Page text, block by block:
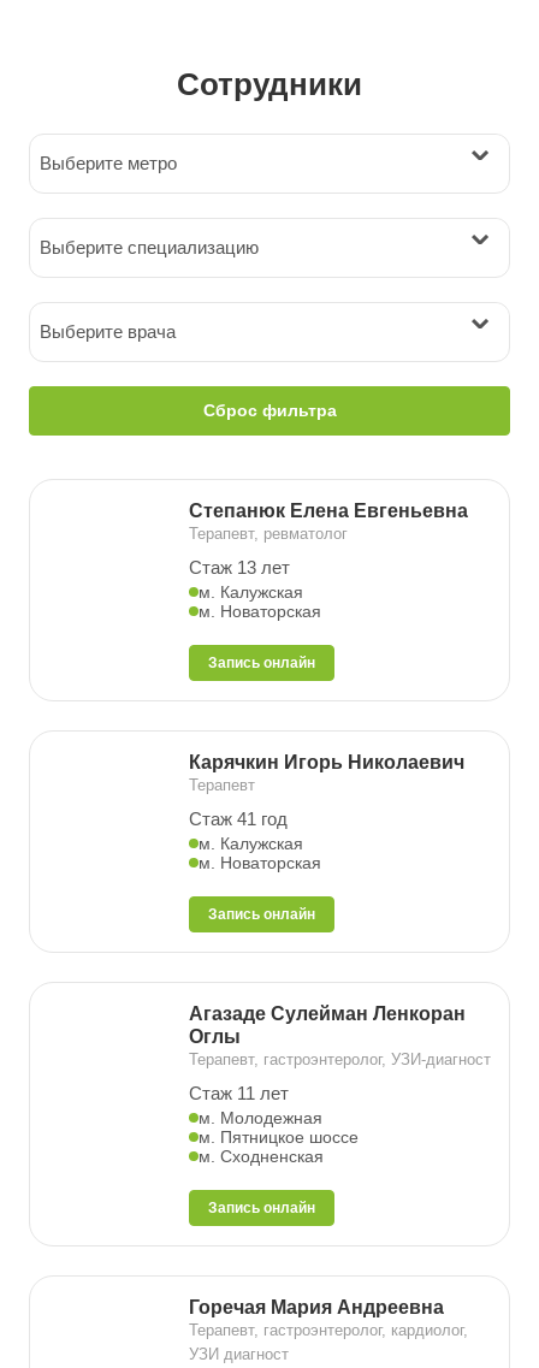
Сотрудники
Выберите метро
Выберите специализацию
Выберите врача
Сброс фильтра
Степанюк Елена Евгеньевна
Терапевт, ревматолог
Стаж 13 лет
м. Калужская
м. Новаторская
Запись онлайн
Карячкин Игорь Николаевич
Терапевт
Стаж 41 год
м. Калужская
м. Новаторская
Запись онлайн
Агазаде Сулейман Ленкоран
Оглы
Терапевт, гастроэнтеролог, УЗИ-диагност
Стаж 11 лет
м. Молодежная
м. Пятницкое шоссе
м. Сходненская
Запись онлайн
Горечая Мария Андреевна
Терапевт, гастроэнтеролог, кардиолог,
УЗИ диагност